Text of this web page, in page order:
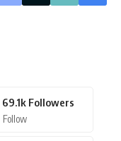
69.1k Followers
Follow